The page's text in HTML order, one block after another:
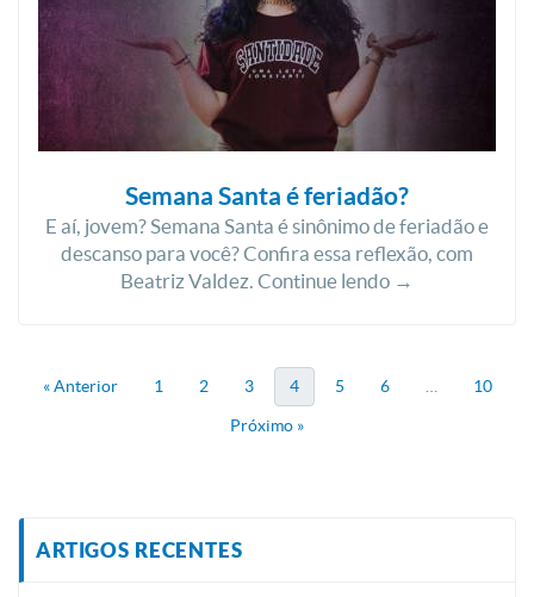
Semana Santa é feriadão?
E aí, jovem? Semana Santa é sinônimo de feriadão e
descanso para você? Confira essa reflexão, com
Beatriz Valdez. Continue lendo →
« Anterior 1 2 3 4 5 6 10
Próximo »
ARTIGOS RECENTES